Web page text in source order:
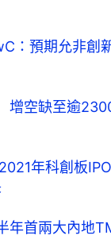
：預期允非
增空缺至逾
年科創板
年首兩大內地